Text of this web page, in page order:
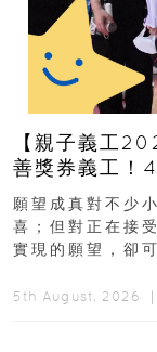
【親子義工
善獎券義工！
新界
願望成真對不少
喜；但對正在接
實現的願望，卻
5th August, 2026 ｜